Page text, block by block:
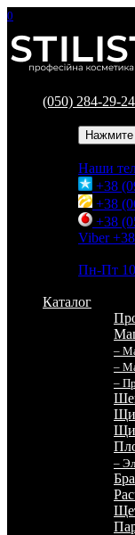
0
(050) 284-29-24
Наши
+38
+38
+38
Viber
Пн-Пт
Каталог
–
–
–
–